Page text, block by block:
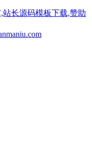
站长源码模板下载,赞助